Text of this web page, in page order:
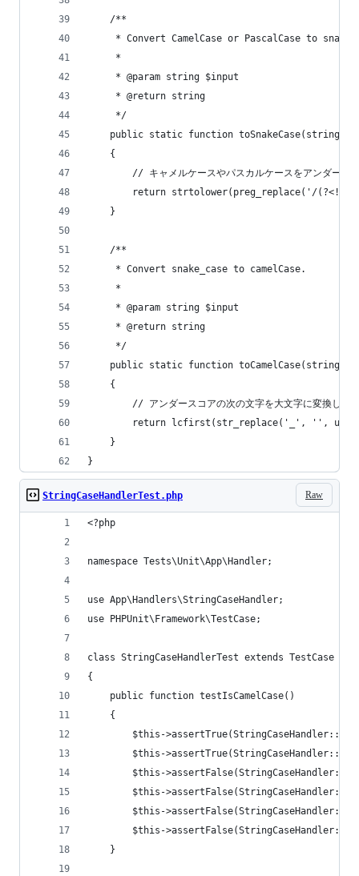
    /**
* Convert CamelCase or PascalCase to
     *
     * @param string $input
     * @return string
     */
public static function toSnakeCase(string
    {
// キャメルケースやパスカルケースをアンダース
return strtolower(preg_replace('/
    }
    /**
     * Convert snake_case to camelCase.
     *
     * @param string $input
     * @return string
     */
public static function toCamelCase(string
    {
// アンダースコアの次の文字を大文字に変換し結
return lcfirst(str_replace('_', '',
    }
}
Raw
StringCaseHandlerTest.php
<?php
namespace Tests\Unit\App\Handler;
use App\Handlers\StringCaseHandler;
use PHPUnit\Framework\TestCase;
class StringCaseHandlerTest extends TestCase
{
    public function testIsCamelCase()
    {
$this-
$this-
$this-
$this-
$this-
$this-
    }